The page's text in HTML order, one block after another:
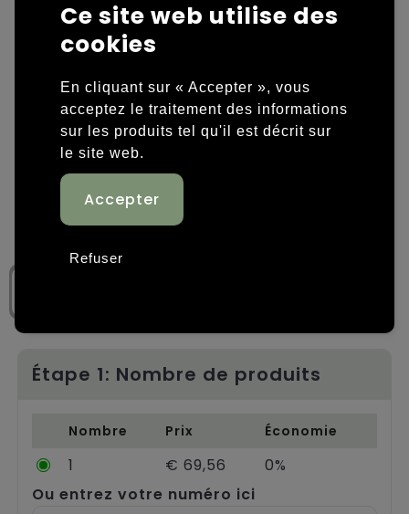
Housses et sacoches ordinateurs portables
Overige tassen
Sacs en papier
Sacs promotionnels
Sacs de voyage
Sacs de plage
Tassen voor sport
Overige kleding
Polos
Sweaters personnalisés
T-shirts personnalisés
Vestes personnalisées
Étape 1: Nombre de produits
Nombre Prix Économie
1 € 69,56
0%
Ou entrez votre numéro ici
Ce site web utilise des
cookies
En cliquant sur « Accepter », vous
acceptez le traitement des informations
sur les produits tel qu'il est décrit sur
le site web.
Refuser